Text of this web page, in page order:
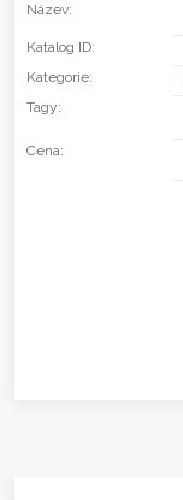
Název:
Katalog ID:
Kategorie:
Tagy:
Cena: